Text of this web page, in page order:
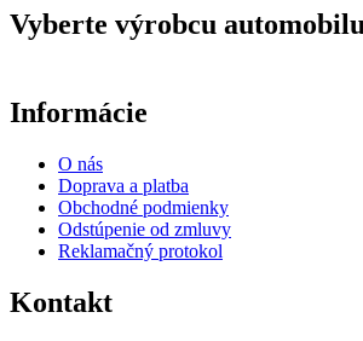
Vyberte výrobcu
Informácie
O nás
Doprava a platba
Obchodné podmienky
Odstúpenie od zmluvy
Reklamačný protokol
Kontakt